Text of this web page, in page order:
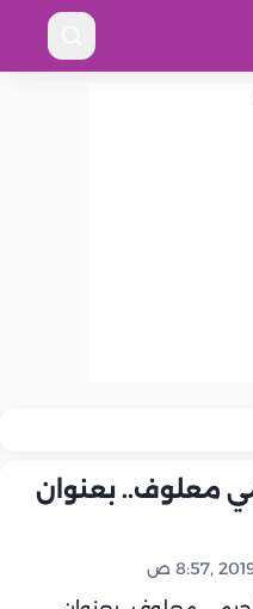
2019 لجيمي معلوف.. بعنوان